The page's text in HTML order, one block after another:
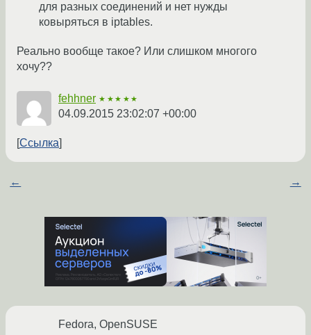
для разных соединений и нет нужды
ковыряться в iptables.
Реально вообще такое? Или слишком многого
хочу??
fehhner ★★★★★
04.09.2015 23:02:07 +00:00
Ссылка
← →
Fedora, OpenSUSE